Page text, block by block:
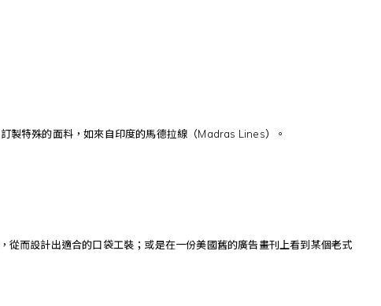
製特殊的面料，如來自印度的馬德拉線（Madras Lines）。
而設計出適合的口袋工裝；或是在一份美國舊的廣告畫刊上看到某個老式